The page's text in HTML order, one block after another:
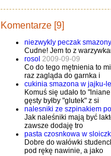
Komentarze [9]
niezwykly peczak
Cudne! Jem to z
rosol 2009-09-09
Co do tego mętnienia to
raz zagląda do garnka i
cukinia smazona w jajku-
Komuś się udało to
gęsty byłby "glutek" z si
nalesniki ze szpinakiem
Jak naleśniki mają być
zawsze dodaję tro
pasta czosnkowa w
Dobre do wałówki
pod rękę nawinie, a jako